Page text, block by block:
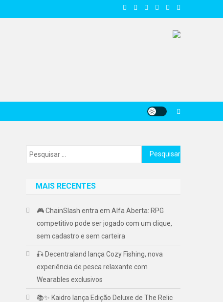
Pesquisar
por:
MAIS RECENTES
🎮 ChainSlash entra em Alfa Aberta: RPG
competitivo pode ser jogado com um clique,
sem cadastro e sem carteira
🎣 Decentraland lança Cozy Fishing, nova
experiência de pesca relaxante com
Wearables exclusivos
📚✨ Kaidro lança Edição Deluxe de The Relic